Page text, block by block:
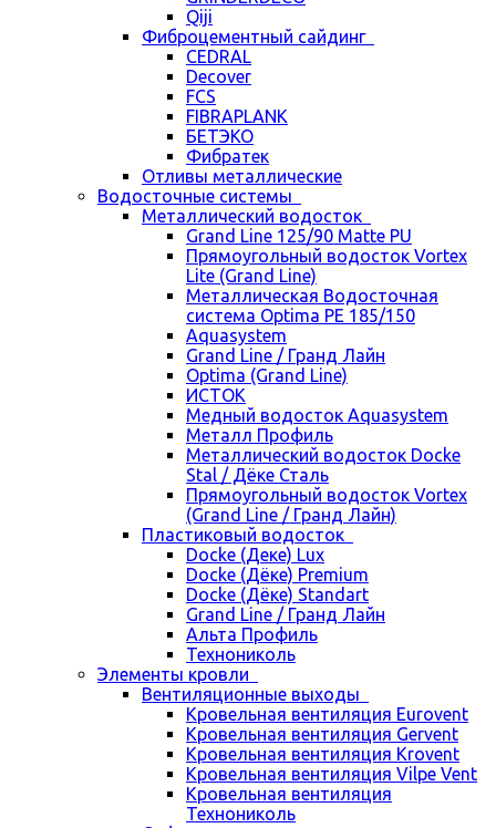
Qiji
Фиброцементный сайдинг
CEDRAL
Decover
FCS
FIBRAPLANK
БЕТЭКО
Фибратек
Отливы металлические
Водосточные системы
Металлический водосток
Grand Line 125/90 Matte PU
Прямоугольный водосток Vortex
Lite (Grand Line)
Металлическая Водосточная
система Optima PE 185/150
Aquasystem
Grand Line / Гранд Лайн
Optima (Grand Line)
ИСТОК
Медный водосток Aquasystem
Металл Профиль
Металлический водосток Docke
Stal / Дёке Сталь
Прямоугольный водосток Vortex
(Grand Line / Гранд Лайн)
Пластиковый водосток
Docke (Деке) Lux
Docke (Дёке) Premium
Docke (Дёке) Standart
Grand Line / Гранд Лайн
Альта Профиль
Технониколь
Элементы кровли
Вентиляционные выходы
Кровельная вентиляция Eurovent
Кровельная вентиляция Gervent
Кровельная вентиляция Krovent
Кровельная вентиляция Vilpe Vent
Кровельная вентиляция
Технониколь